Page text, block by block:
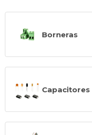
Borneras
Capacitores